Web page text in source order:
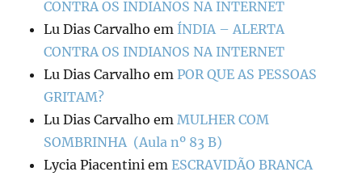
CONTRA OS INDIANOS NA INTERNET
Lu Dias Carvalho em ÍNDIA – ALERTA
CONTRA OS INDIANOS NA INTERNET
Lu Dias Carvalho emPOR QUE AS PESSOAS
GRITAM?
Lu Dias Carvalho emMULHER COM
SOMBRINHA (Aula nº 83 B)
Lycia Piacentini emESCRAVIDÃO BRANCA